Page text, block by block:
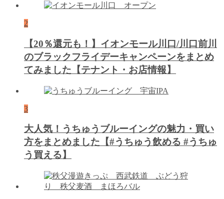
2
【20％還元も！】イオンモール川口/川口前川
のブラックフライデーキャンペーンをまとめ
てみました【テナント・お店情報】
3
大人気！うちゅうブルーイングの魅力・買い
方をまとめました【#うちゅう飲める #うちゅ
う買える】